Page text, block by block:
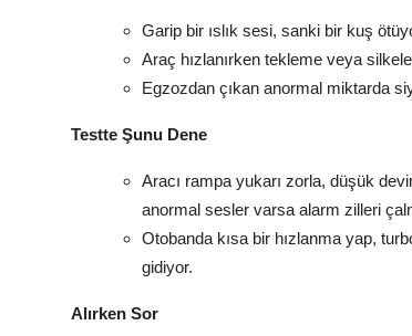
Garip bir ıslık sesi, sanki bir kuş
Araç hızlanırken tekleme veya
Egzozdan çıkan anormal miktarda
Testte Şunu Dene
Aracı rampa yukarı zorla, düşük
anormal sesler varsa alarm zilleri
Otobanda kısa bir hızlanma yap,
gidiyor.
Alırken Sor